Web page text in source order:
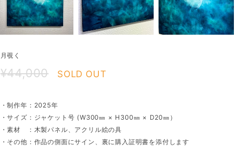
月覗く
¥44,000 SOLD OUT
・制作年：2025年
・サイズ：ジャケット号 (W300㎜ × H300㎜ × D20㎜）
・素材 ：木製パネル、アクリル絵の具
・その他：作品の側面にサイン、裏に購入証明書を添付します